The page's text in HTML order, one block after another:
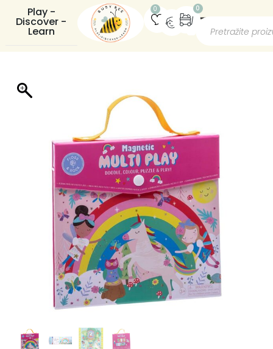
Play -
Discover -
Learn
0 0